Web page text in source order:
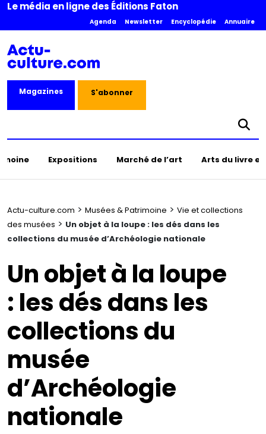
Le média en ligne des Éditions Faton
Agenda Newsletter Encyclopédie Annuaire
Magazines S'abonner
Expositions Marché de l’art Arts du livre
Actu-culture.com > Musées & Patrimoine > Vie et collections
des musées > Un objet à la loupe : les dés dans les
collections du musée d’Archéologie nationale
Un objet à la loupe
: les dés dans les
collections du
musée
d’Archéologie
nationale